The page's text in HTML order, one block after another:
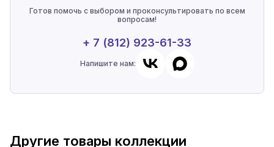
Готов помочь с выбором и проконсультировать по всем
вопросам!
+ 7 (812) 923-61-33
Напишите нам:
Другие товары коллекции